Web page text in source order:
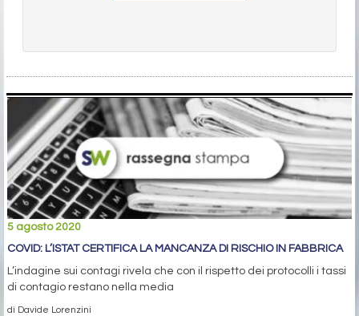
5 agosto 2020
COVID: L’ISTAT CERTIFICA LA MANCANZA DI RISCHIO IN FABBRICA
L’indagine sui contagi rivela che con il rispetto dei protocolli i tassi
di contagio restano nella media
di Davide Lorenzini